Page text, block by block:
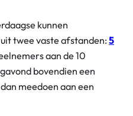
kunnen
twee vaste afstanden:5
aan de 10
bovendien een
meedoen aan een